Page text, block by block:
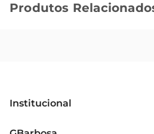
proporciona imagens
imagem que
Produtos
Institucional